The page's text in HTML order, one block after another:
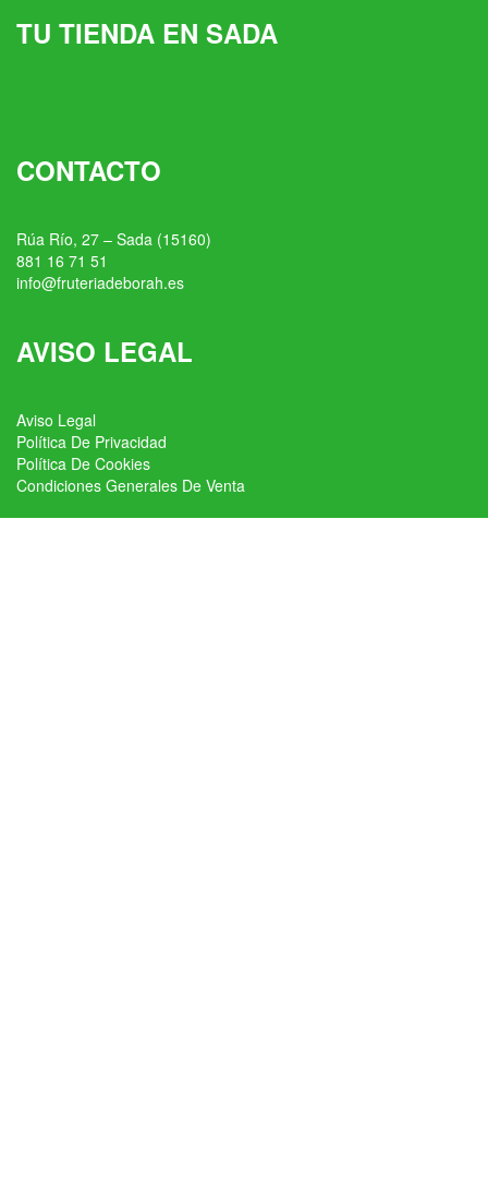
TU TIENDA EN SADA
CONTACTO
Rúa Río, 27 – Sada (15160)
881 16 71 51
info@fruteriadeborah.es
AVISO LEGAL
Aviso Legal
Política De Privacidad
Política De Cookies
Condiciones Generales De Venta